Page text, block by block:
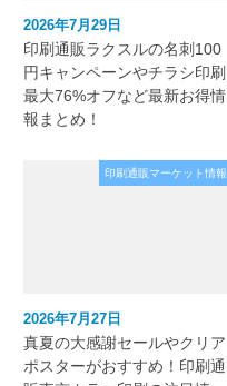
2026年7月29日
印刷通販ラクスルの名刺100
円キャンペーンやチラシ印刷
最大76%オフなど最新お得情
報まとめ！
印刷通販マーケット情報
2026年7月27日
真夏の大感謝セールやクリア
ポスターがおすすめ！印刷通